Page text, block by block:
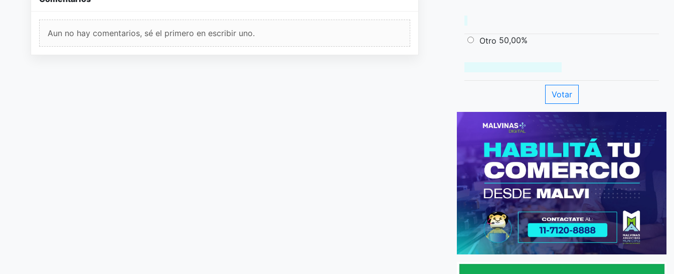
Aun no hay comentarios, sé el primero en escribir uno.
Otro 50,00%